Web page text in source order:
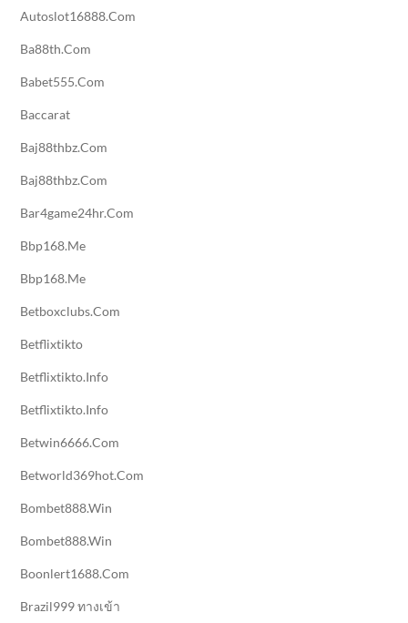
Autoslot16888.com
Ba88th.com
Babet555.com
Baccarat
Baj88thbz.com
Baj88thbz.com
Bar4game24hr.com
Bbp168.me
Bbp168.me
Betboxclubs.com
Betflixtikto
Betflixtikto.info
Betflixtikto.info
Betwin6666.com
Betworld369hot.com
Bombet888.win
Bombet888.win
Boonlert1688.com
Brazil999 ทางเข้า